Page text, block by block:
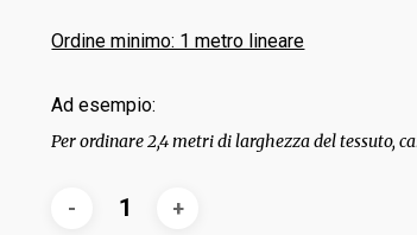
Ordine minimo: 1 metro lineare
Ad esempio:
Per ordinare 2,4 metri di larghezza del tessuto,